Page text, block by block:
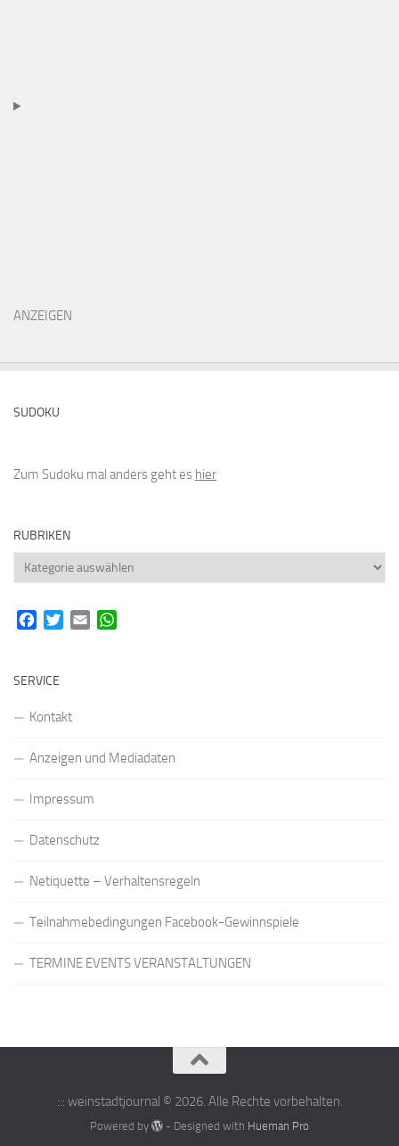
ANZEIGEN
SUDOKU
Zum Sudoku mal anders geht es hier
RUBRIKEN
Rubriken
FacebookTwitterEmail
SERVICE
Kontakt
Anzeigen und Mediadaten
Impressum
Datenschutz
Netiquette – Verhaltensregeln
Teilnahmebedingungen Facebook-Gewinnspiele
TERMINE EVENTS VERANSTALTUNGEN
::: weinstadtjournal © 2026. Alle Rechte vorbehalten.
Powered by - Designed with Hueman Pro